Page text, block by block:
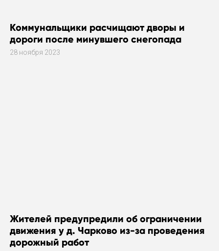
Коммунальщики расчищают дворы и
дороги после минувшего снегопада
28 ноября 2023
Жителей предупредили об ограничении
движения у д. Чарково из-за проведения
дорожный работ